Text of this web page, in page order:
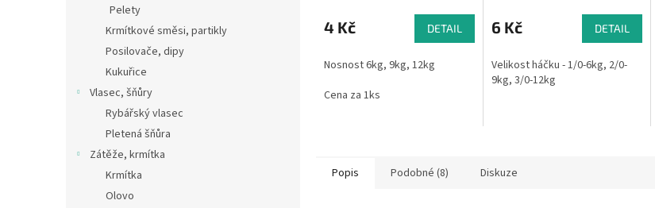
Pelety
Krmítkové směsi, partikly
Posilovače, dipy
Kukuřice
Vlasec, šňůry
Rybářský vlasec
Pletená šňůra
Zátěže, krmítka
Krmítka
Olovo
4 Kč DETAIL
Nosnost 6kg, 9kg, 12kg
Cena za 1ks
6 Kč DETAIL
Velikost háčku - 1/0-6kg, 2/0-
9kg, 3/0-12kg
Popis Podobné (8) Diskuze